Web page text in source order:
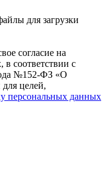
для загрузки
согласие на
соответствии с
№152-ФЗ «О
целей,
персональных данных